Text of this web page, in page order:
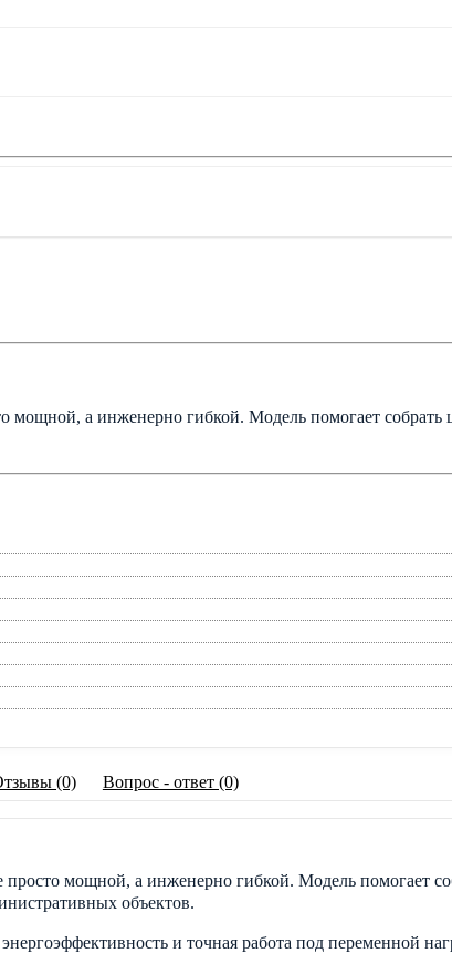
мощной, а инженерно гибкой. Модель помогает собрать
(0) Вопрос - ответ (0)
просто мощной, а инженерно гибкой. Модель помогает
объектов.
и точная работа под переменной